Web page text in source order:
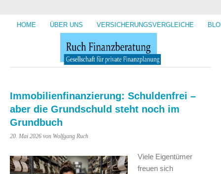
HOME ÜBER UNS VERSICHERUNGSVERGLEICHE
Immobilienfinanzierung: Schuldenfrei –
aber die Grundschuld steht noch im
Grundbuch
20. Mai 2026 von Wolfgang Ruch
Viele Eigentümer
freuen sich